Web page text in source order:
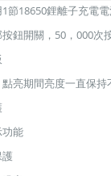
節18650鋰離子充電電
鈕開關，50，000次
亮期間亮度一直保持
能